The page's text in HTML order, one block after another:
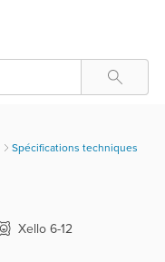
Rechercher
> Spécifications techniques
Xello 6-12